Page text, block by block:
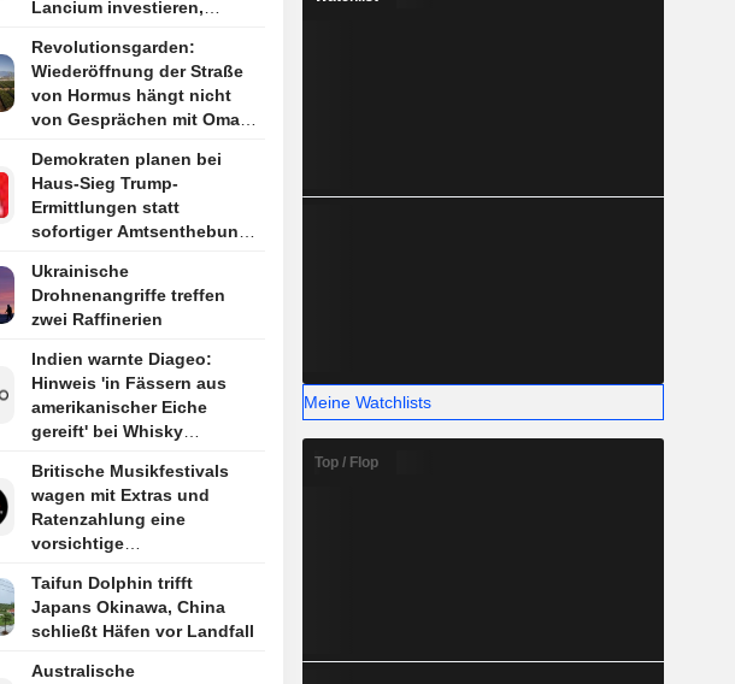
Lancium investieren,
Revolutionsgarden:
Wiederöffnung der Straße
von Hormus hängt nicht
von Gesprächen mit Oman
Demokraten planen bei
Haus-Sieg Trump-
Ermittlungen statt
sofortiger Amtsenthebung,
Ukrainische
Drohnenangriffe treffen
zwei Raffinerien
Indien warnte Diageo:
Hinweis 'in Fässern aus
amerikanischer Eiche
gereift' bei Whisky
Britische Musikfestivals
wagen mit Extras und
Ratenzahlung eine
vorsichtige
Taifun Dolphin trifft
Japans Okinawa, China
schließt Häfen vor Landfall
Australische
Meine Watchlists
Top / Flop